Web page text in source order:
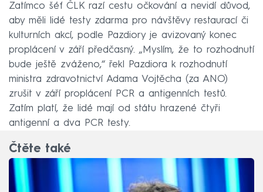
Zatímco šéf ČLK razí cestu očkování a nevidí důvod,
aby měli lidé testy zdarma pro návštěvy restaurací či
kulturních akcí, podle Pazdiory je avizovaný konec
proplácení v září předčasný. „Myslím, že to rozhodnutí
bude ještě zváženo,“ řekl Pazdiora k rozhodnutí
ministra zdravotnictví Adama Vojtěcha (za ANO)
zrušit v září proplácení PCR a antigenních testů.
Zatím platí, že lidé mají od státu hrazené čtyři
antigenní a dva PCR testy.
Čtěte také